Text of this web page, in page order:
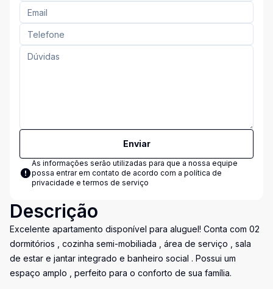
Enviar
As informações serão utilizadas para que a nossa equipe
possa entrar em contato de acordo com a política de
privacidade e termos de serviço
Descrição
Excelente apartamento disponível para aluguel! Conta com 02
dormitórios , cozinha semi-mobiliada , área de serviço , sala
de estar e jantar integrado e banheiro social . Possui um
espaço amplo , perfeito para o conforto de sua família.